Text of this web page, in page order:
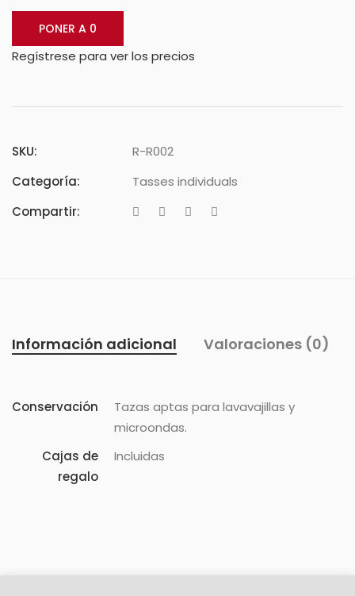
PONER A 0
Regístrese para ver los precios
SKU:
R-R002
Categoría:
Tasses individuals
Compartir:
Información adicional Valoraciones (0)
Conservación
Tazas aptas para lavavajillas y
microondas.
Cajas de
regalo
Incluidas